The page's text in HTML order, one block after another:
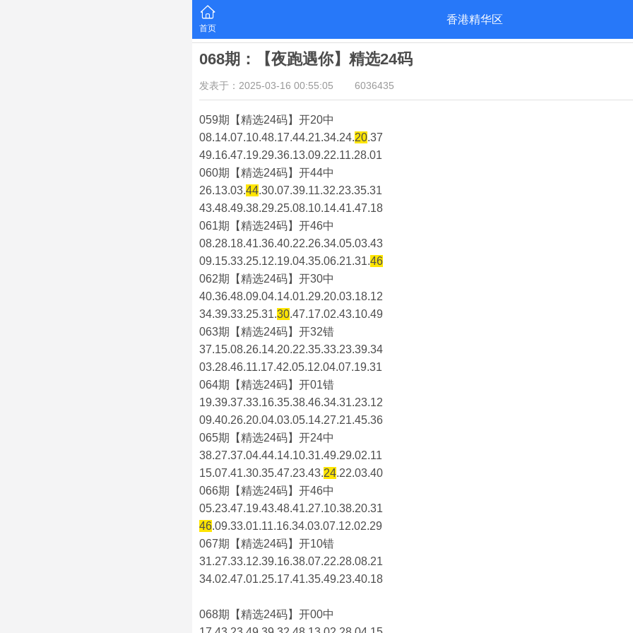
首页
香港精华区
068期：【夜跑遇你】精选24码
发表于：2025-03-16 00:55:05 6036435
059期【精选24码】开20中
08.14.07.10.48.17.44.21.34.24.20.37
49.16.47.19.29.36.13.09.22.11.28.01
060期【精选24码】开44中
26.13.03.44.30.07.39.11.32.23.35.31
43.48.49.38.29.25.08.10.14.41.47.18
061期【精选24码】开46中
08.28.18.41.36.40.22.26.34.05.03.43
09.15.33.25.12.19.04.35.06.21.31.46
062期【精选24码】开30中
40.36.48.09.04.14.01.29.20.03.18.12
34.39.33.25.31.30.47.17.02.43.10.49
063期【精选24码】开32错
37.15.08.26.14.20.22.35.33.23.39.34
03.28.46.11.17.42.05.12.04.07.19.31
064期【精选24码】开01错
19.39.37.33.16.35.38.46.34.31.23.12
09.40.26.20.04.03.05.14.27.21.45.36
065期【精选24码】开24中
38.27.37.04.44.14.10.31.49.29.02.11
15.07.41.30.35.47.23.43.24.22.03.40
066期【精选24码】开46中
05.23.47.19.43.48.41.27.10.38.20.31
46.09.33.01.11.16.34.03.07.12.02.29
067期【精选24码】开10错
31.27.33.12.39.16.38.07.22.28.08.21
34.02.47.01.25.17.41.35.49.23.40.18
068期【精选24码】开00中